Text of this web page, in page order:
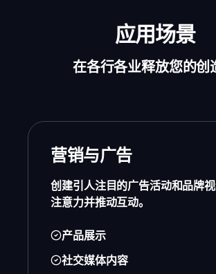
应用场景
在各行各业释放您的创
营销与广告
创建引人注目的广告活动和品牌视
注意力并推动互动。
产品展示
社交媒体内容